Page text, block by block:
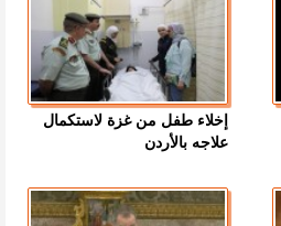
إخلاء طفل من غزة لاستكمال
علاجه بالأردن